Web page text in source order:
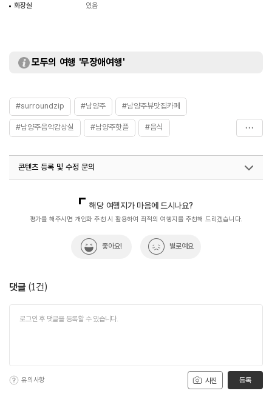
화장실
있음
모두의 여행 '무장애여행'
#surroundzip #남양주 #남양주뷰맛집카페
#남양주음악감상실 #남양주핫플 #음식
콘텐츠 등록 및 수정 문의
해당 여행지가 마음에 드시나요?
평가를 해주시면 개인화 추천 시 활용하여 최적의 여행지를 추천해 드리겠습니다.
좋아요! 별로예요
댓글 (1건)
사진
유의사항 등록